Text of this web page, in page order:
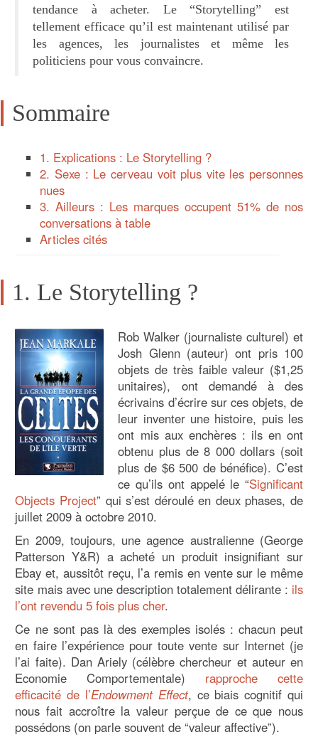
tendance à acheter. Le “Storytelling” est
tellement efficace qu’il est maintenant utilisé par
les agences, les journalistes et même les
politiciens pour vous convaincre.
Sommaire
1. Explications : Le Storytelling ?
2. Sexe : Le cerveau voit plus vite les personnes
nues
3. Ailleurs : Les marques occupent 51% de nos
conversations à table
Articles cités
1. Le Storytelling ?
Rob Walker (journaliste culturel) et
Josh Glenn (auteur) ont pris 100
objets de très faible valeur ($1,25
unitaires), ont demandé à des
écrivains d’écrire sur ces objets, de
leur inventer une histoire, puis les
ont mis aux enchères : ils en ont
obtenu plus de 8 000 dollars (soit
plus de $6 500 de bénéfice). C’est
ce qu’ils ont appelé le “Significant
Objects Project” qui s’est déroulé en deux phases, de
juillet 2009 à octobre 2010.
En 2009, toujours, une agence australienne (George
Patterson Y&R) a acheté un produit insignifiant sur
Ebay et, aussitôt reçu, l’a remis en vente sur le même
site mais avec une description totalement délirante : ils
l’ont revendu 5 fois plus cher.
Ce ne sont pas là des exemples isolés : chacun peut
en faire l’expérience pour toute vente sur Internet (je
l’ai faite). Dan Ariely (célèbre chercheur et auteur en
Economie Comportementale) rapproche cette
efficacité de l’Endowment Effect, ce biais cognitif qui
nous fait accroître la valeur perçue de ce que nous
possédons (on parle souvent de “valeur affective”).